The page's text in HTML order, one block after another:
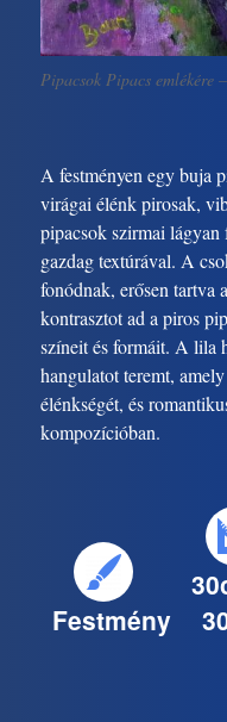
Pipacsok Pipacs emlékére
A festményen egy buja
virágai élénk pirosak,
pipacsok szirmai
gazdag textúrával. A
fonódnak, erősen
kontrasztot ad a piros
színeit és formáit. A lila
hangulatot teremt,
élénkségét, és
kompozícióban.
Festmény